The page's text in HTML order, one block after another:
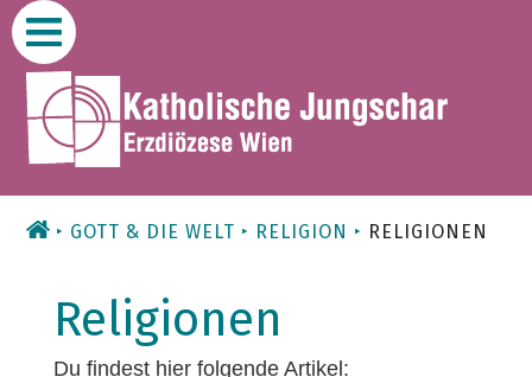
Zum
Inhalt
GOTT & DIE WELT RELIGION RELIGIONEN
Religionen
Du findest hier folgende Artikel: